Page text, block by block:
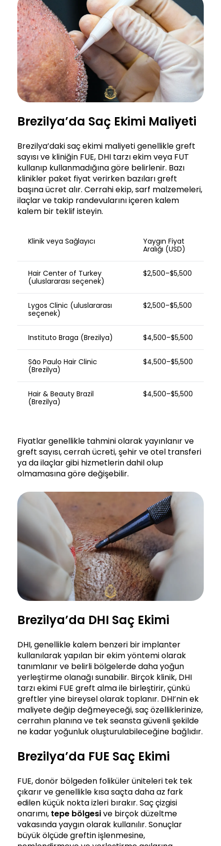
Brezilya’da Saç Ekimi Maliyeti
Brezilya’daki saç ekimi maliyeti genellikle greft
sayısı ve kliniğin FUE, DHI tarzı ekim veya FUT
kullanıp kullanmadığına göre belirlenir. Bazı
klinikler paket fiyat verirken bazıları greft
başına ücret alır. Cerrahi ekip, sarf malzemeleri,
ilaçlar ve takip randevularını içeren kalem
kalem bir teklif isteyin.
Klinik veya Sağlayıcı
Yaygın Fiyat
Aralığı (USD)
Hair Center of Turkey
(uluslararası seçenek)
$2,500–$5,500
Lygos Clinic (uluslararası
seçenek)
$2,500–$5,500
Instituto Braga (Brezilya) $4,500–$5,500
São Paulo Hair Clinic
(Brezilya)
$4,500–$5,500
Hair & Beauty Brazil
(Brezilya)
$4,500–$5,500
Fiyatlar genellikle tahmini olarak yayınlanır ve
greft sayısı, cerrah ücreti, şehir ve otel transferi
ya da ilaçlar gibi hizmetlerin dahil olup
olmamasına göre değişebilir.
Brezilya’da DHI Saç Ekimi
DHI, genellikle kalem benzeri bir implanter
kullanılarak yapılan bir ekim yöntemi olarak
tanımlanır ve belirli bölgelerde daha yoğun
yerleştirme olanağı sunabilir. Birçok klinik, DHI
tarzı ekimi FUE greft alma ile birleştirir, çünkü
greftler yine bireysel olarak toplanır. DHI’nin ek
maliyete değip değmeyeceği, saç özelliklerinize,
cerrahın planına ve tek seansta güvenli şekilde
ne kadar yoğunluk oluşturulabileceğine bağlıdır.
Brezilya’da FUE Saç Ekimi
FUE, donör bölgeden foliküler üniteleri tek tek
çıkarır ve genellikle kısa saçta daha az fark
edilen küçük nokta izleri bırakır. Saç çizgisi
onarımı, tepe bölgesive birçok düzeltme
vakasında yaygın olarak kullanılır. Sonuçlar
büyük ölçüde greftin işlenmesine,